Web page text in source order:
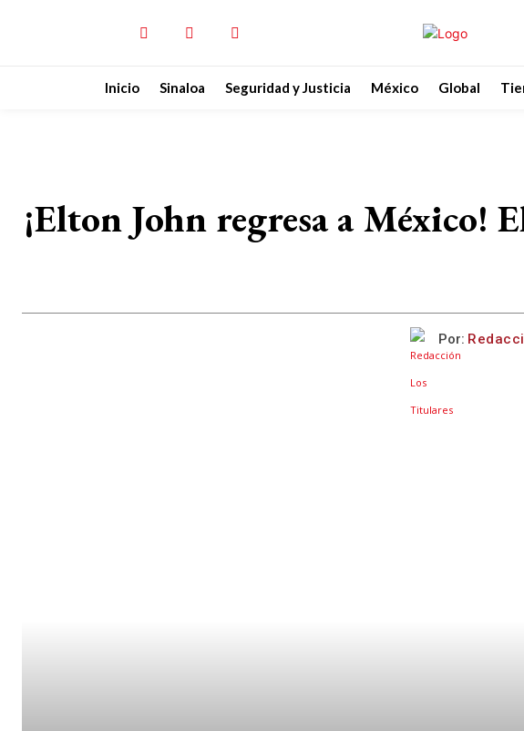
Inicio Sinaloa Seguridad y Justicia México Global
¡Elton John regresa a México!
Por: